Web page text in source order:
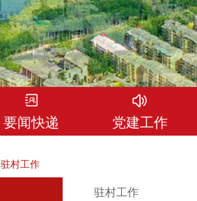
要闻快递 党建工作
驻村工作
驻村工作